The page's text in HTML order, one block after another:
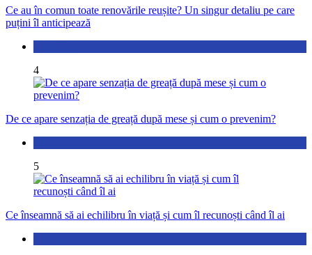
Ce au în comun toate renovările reușite? Un singur detaliu pe care
puțini îl anticipează
4
De ce apare senzația de greață după mese și cum o prevenim?
5
Ce înseamnă să ai echilibru în viață și cum îl recunoști când îl ai